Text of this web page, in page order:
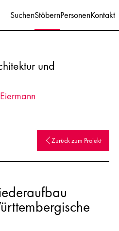
SuchenStöbernPersonenKontakt
und
Zurück zum Projekt